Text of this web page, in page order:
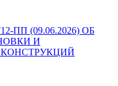
ПП (09.06.2026) ОБ
И